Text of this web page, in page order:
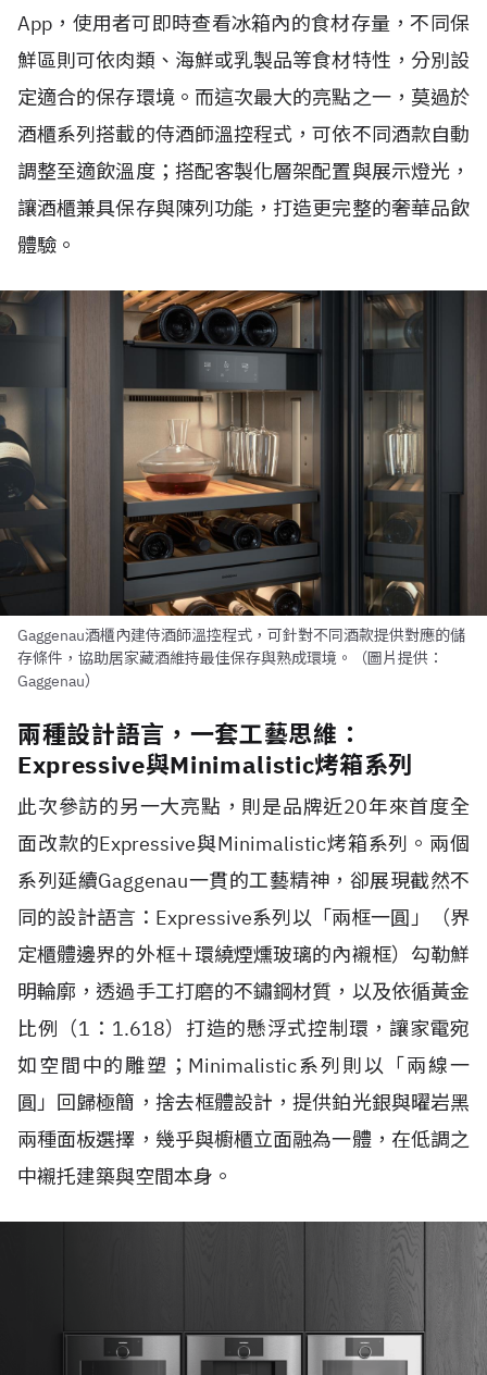
App，使用者可即時查看冰箱內的食材存量，不同保
鮮區則可依肉類、海鮮或乳製品等食材特性，分別設
定適合的保存環境。而這次最大的亮點之一，莫過於
酒櫃系列搭載的侍酒師溫控程式，可依不同酒款自動
調整至適飲溫度；搭配客製化層架配置與展示燈光，
讓酒櫃兼具保存與陳列功能，打造更完整的奢華品飲
體驗。
Gaggenau酒櫃內建侍酒師溫控程式，可針對不同酒款提供對應的儲
存條件，協助居家藏酒維持最佳保存與熟成環境。（圖片提供：
Gaggenau）
兩種設計語言，一套工藝思維：
Expressive與Minimalistic烤箱系列
此次參訪的另一大亮點，則是品牌近20年來首度全
面改款的Expressive與Minimalistic烤箱系列。兩個
系列延續Gaggenau一貫的工藝精神，卻展現截然不
同的設計語言：Expressive系列以「兩框一圓」（界
定櫃體邊界的外框＋環繞煙燻玻璃的內襯框）勾勒鮮
明輪廓，透過手工打磨的不鏽鋼材質，以及依循黃金
比例（1：1.618）打造的懸浮式控制環，讓家電宛
如空間中的雕塑；Minimalistic系列則以「兩線一
圓」回歸極簡，捨去框體設計，提供鉑光銀與曜岩黑
兩種面板選擇，幾乎與櫥櫃立面融為一體，在低調之
中襯托建築與空間本身。